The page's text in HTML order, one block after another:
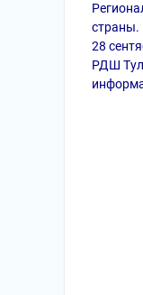
страны.
28
РДШ